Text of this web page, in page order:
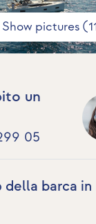
Show pictures
un
05
della barca in